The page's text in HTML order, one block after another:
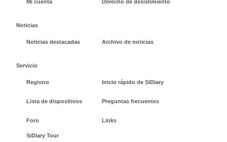
Mi cuenta Derecho de desistimiento
Noticias
Noticias destacadas Archivo de noticias
Servicio
Registro Inicio rápido de SiDiary
Lista de dispositivos Preguntas frecuentes
Foro Links
SiDiary Tour